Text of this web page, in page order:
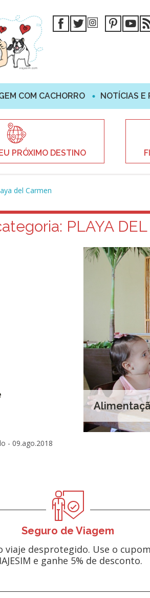
COM CACHORRO NOTÍCIAS E
PRÓXIMO DESTINO
del Carmen
PLAYA
- 09.ago.2018
Seguro de Viagem
viaje desprotegido. Use o cupom
e ganhe 5% de desconto.